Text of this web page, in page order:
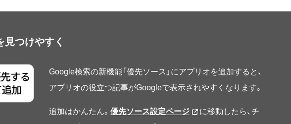
つけやすく
Google検索の新機能「優先ソース」にアプリオを追加すると、
アプリオの役立つ記事がGoogleで表示されやすくなります。
追加はかんたん。 優先ソース設定ページ
に移動したら、チ